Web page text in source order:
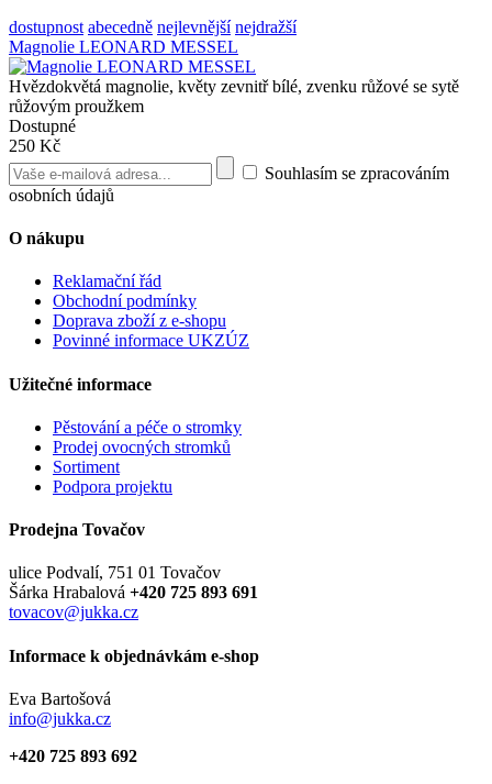
dostupnost abecedně nejlevnější nejdražší
Magnolie LEONARD MESSEL
Hvězdokvětá magnolie, květy zevnitř bílé, zvenku růžové se sytě
růžovým proužkem
Dostupné
250 Kč
Souhlasím se zpracováním
osobních údajů
O nákupu
Reklamační řád
Obchodní podmínky
Doprava zboží z e-shopu
Povinné informace UKZÚZ
Užitečné informace
Pěstování a péče o stromky
Prodej ovocných stromků
Sortiment
Podpora projektu
Prodejna Tovačov
ulice Podvalí, 751 01 Tovačov
Šárka Hrabalová +420 725 893 691
tovacov@jukka.cz
Informace k objednávkám e-shop
Eva Bartošová
info@jukka.cz
+420 725 893 692